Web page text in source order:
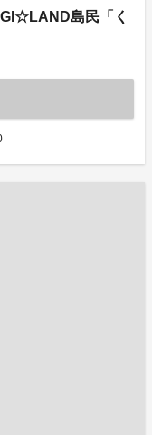
島民「く